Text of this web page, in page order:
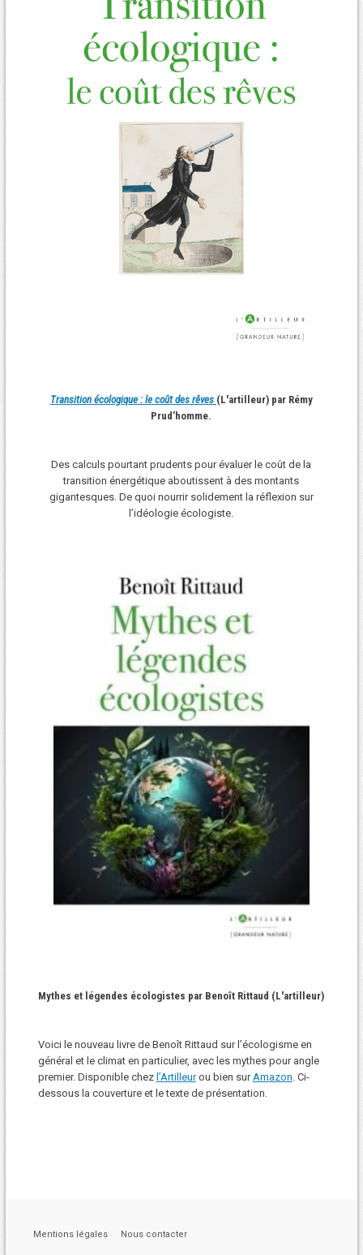
Transition écologique : le coût des rêves (L'artilleur) par Rémy
Prud’homme.
Des calculs pourtant prudents pour évaluer le coût de la
transition énergétique aboutissent à des montants
gigantesques. De quoi nourrir solidement la réflexion sur
l’idéologie écologiste.
Mythes et légendes écologistes par Benoît Rittaud (L'artilleur)
Voici le nouveau livre de Benoît Rittaud sur l’écologisme en
général et le climat en particulier, avec les mythes pour angle
premier. Disponible chez l’Artilleurou bien sur Amazon . Ci-
dessous la couverture et le texte de présentation.
Mentions légales Nous contacter